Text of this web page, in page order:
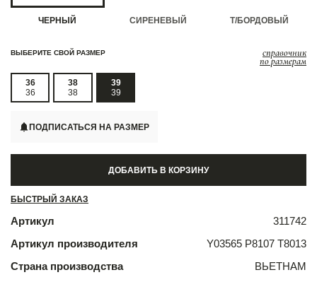
ЧЕРНЫЙ СИРЕНЕВЫЙ Т/БОРДОВЫЙ
ВЫБЕРИТЕ СВОЙ РАЗМЕР справочник
по размерам
36
36
38
38
39
39
ПОДПИСАТЬСЯ НА РАЗМЕР
ДОБАВИТЬ В КОРЗИНУ
БЫСТРЫЙ ЗАКАЗ
Артикул
311742
Артикул производителя
Y03565 P8107 T8013
Страна производства
ВЬЕТНАМ